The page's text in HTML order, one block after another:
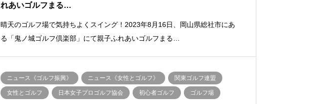
れあいゴルフまる…
晴天のゴルフ場で気持ちよくスイング！2023年8月16日、岡山県総社市にあ
る「鬼ノ城ゴルフ倶楽部」にて親子ふれあいゴルフまる…
ニュース《ゴルフ振興》 ニュース《女性とゴルフ》 関東ゴルフ連盟
女性とゴルフ 日本女子プロゴルフ協会 初心者ゴルフ ゴルフ場